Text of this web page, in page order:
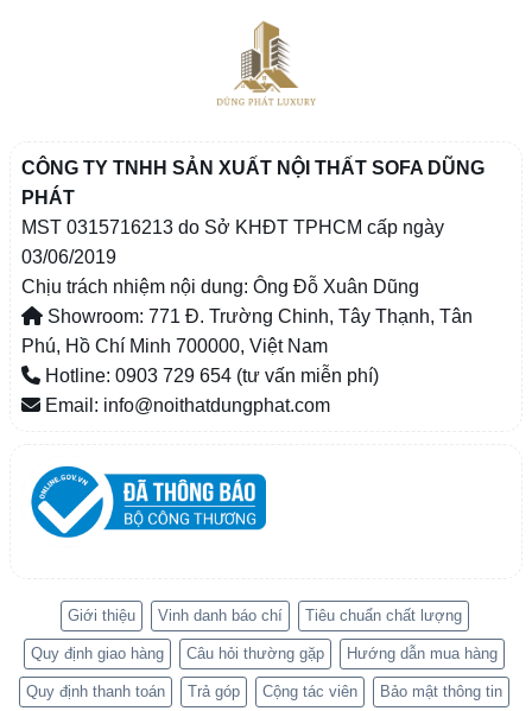
CÔNG TY TNHH SẢN XUẤT NỘI THẤT SOFA DŨNG
PHÁT
MST 0315716213 do Sở KHĐT TPHCM cấp ngày
03/06/2019
Chịu trách nhiệm nội dung: Ông Đỗ Xuân Dũng
Showroom: 771 Đ. Trường Chinh, Tây Thạnh, Tân
Phú, Hồ Chí Minh 700000, Việt Nam
Hotline: 0903 729 654 (tư vấn miễn phí)
Email: info@noithatdungphat.com
Giới thiệu Vinh danh báo chí Tiêu chuẩn chất lượng
Quy định giao hàng Câu hỏi thường gặp Hướng dẫn mua hàng
Quy định thanh toán Trả góp Cộng tác viên Bảo mật thông tin